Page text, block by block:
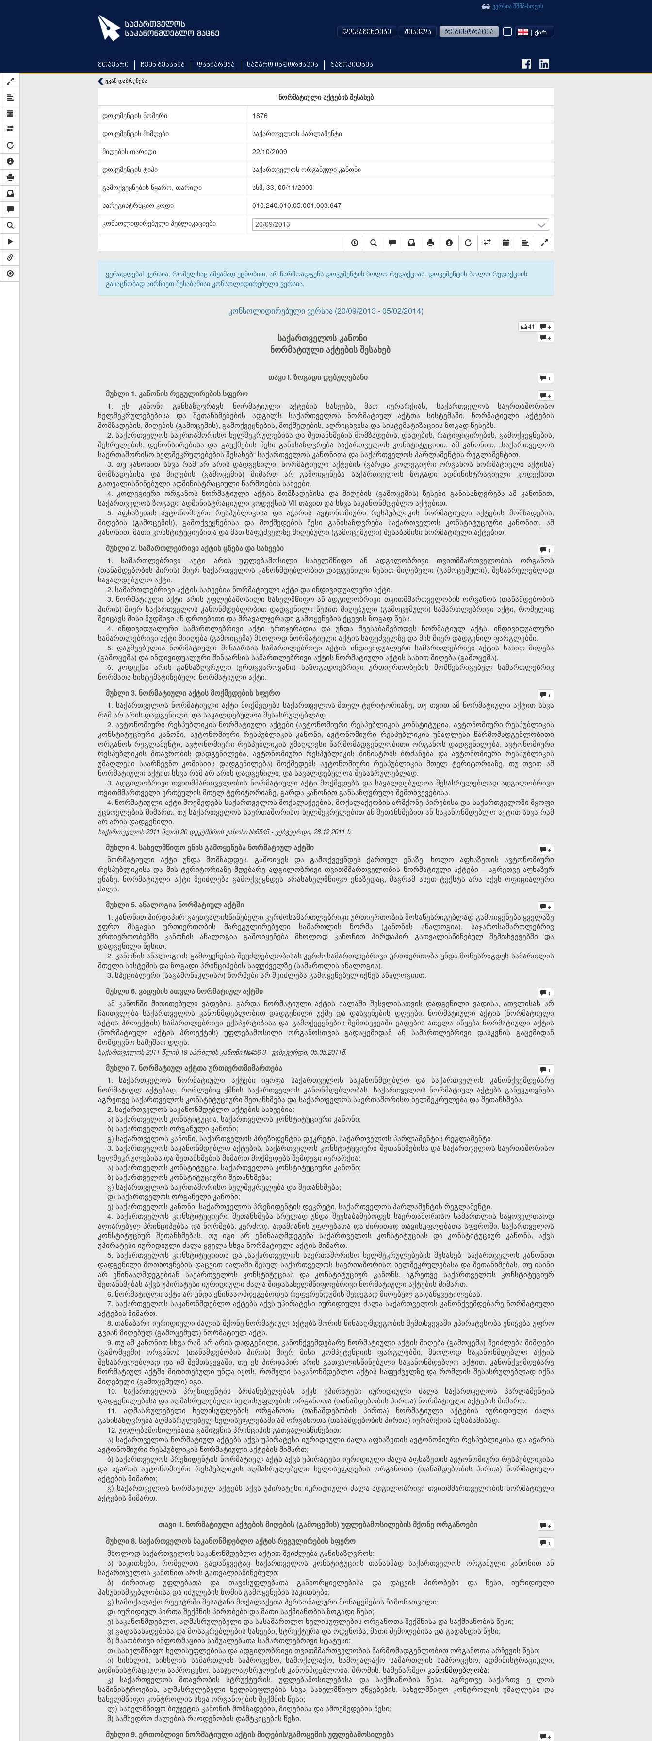
მთავარი ჩვენ შესახებ დახმარება საჯარო ინფორმაცია გამოკითხვა
ვერსია შშმპ-სთვის
დოკუმენტები შესვლა რეგისტრაცია | ᲥᲐᲠ
უკან დაბრუნება
ნორმატიული აქტების შესახებ
დოკუმენტის ნომერი
1876
დოკუმენტის მიმღები
საქართველოს პარლამენტი
მიღების თარიღი
22/10/2009
დოკუმენტის ტიპი
საქართველოს ორგანული კანონი
გამოქვეყნების წყარო, თარიღი
სსმ, 33, 09/11/2009
სარეგისტრაციო კოდი
010.240.010.05.001.003.647
კონსოლიდირებული პუბლიკაციები
20/09/2013
ყურადღება! ვერსია, რომელსაც ამჟამად ეცნობით, არ წარმოადგენს დოკუმენტის ბოლო რედაქციას. დოკუმენტის ბოლო რედაქციის
გასაცნობად აირჩიეთ შესაბამისი კონსოლიდირებული ვერსია.
კონსოლიდირებული ვერსია (20/09/2013 - 05/02/2014)
41 +
საქართველოს კანონი +
ნორმატიული აქტების შესახებ
თავი I. ზოგადი დებულებანი +
მუხლი 1. კანონის რეგულირების სფერო +
1. ეს კანონი განსაზღვრავს ნორმატიული აქტების სახეებს, მათ იერარქიას, საქართველოს საერთაშორისო
ხელშეკრულებებისა და შეთანხმებების ადგილს საქართველოს ნორმატიულ აქტთა სისტემაში, ნორმატიული აქტების
მომზადების, მიღების (გამოცემის), გამოქვეყნების, მოქმედების, აღრიცხვისა და სისტემატიზაციის ზოგად წესებს.
2. საქართველოს საერთაშორისო ხელშეკრულებისა და შეთანხმების მომზადების, დადების, რატიფიცირების, გამოქვეყნების,
შესრულების, დენონსირებისა და გაუქმების წესი განისაზღვრება საქართველოს კონსტიტუციით, ამ კანონით, „საქართველოს
საერთაშორისო ხელშეკრულებების შესახებ“ საქართველოს კანონითა და საქართველოს პარლამენტის რეგლამენტით.
3. თუ კანონით სხვა რამ არ არის დადგენილი, ნორმატიული აქტების (გარდა კოლეგიური ორგანოს ნორმატიული აქტისა)
მომზადებისა და მიღების (გამოცემის) მიმართ არ გამოიყენება საქართველოს ზოგადი ადმინისტრაციული კოდექსით
გათვალისწინებული ადმინისტრაციული წარმოების სახეები.
4. კოლეგიური ორგანოს ნორმატიული აქტის მომზადებისა და მიღების (გამოცემის) წესები განისაზღვრება ამ კანონით,
საქართველოს ზოგადი ადმინისტრაციული კოდექსის VII თავით და სხვა საკანონმდებლო აქტებით.
5. აფხაზეთის ავტონომიური რესპუბლიკისა და აჭარის ავტონომიური რესპუბლიკის ნორმატიული აქტების მომზადების,
მიღების (გამოცემის), გამოქვეყნებისა და მოქმედების წესი განისაზღვრება საქართველოს კონსტიტუციური კანონით, ამ
კანონით, მათი კონსტიტუციებითა და მათ საფუძველზე მიღებული (გამოცემული) შესაბამისი ნორმატიული აქტებით.
მუხლი 2. სამართლებრივი აქტის ცნება და სახეები
+
1. სამართლებრივი აქტი არის უფლებამოსილი სახელმწიფო ან ადგილობრივი თვითმმართველობის ორგანოს
(თანამდებობის პირის) მიერ საქართველოს კანონმდებლობით დადგენილი წესით მიღებული (გამოცემული), შესასრულებლად
სავალდებულო აქტი.
2. სამართლებრივი აქტის სახეებია ნორმატიული აქტი და ინდივიდუალური აქტი.
3. ნორმატიული აქტი არის უფლებამოსილი სახელმწიფო ან ადგილობრივი თვითმმართველობის ორგანოს (თანამდებობის
პირის) მიერ საქართველოს კანონმდებლობით დადგენილი წესით მიღებული (გამოცემული) სამართლებრივი აქტი, რომელიც
შეიცავს მისი მუდმივი ან დროებითი და მრავალჯერადი გამოყენების ქცევის ზოგად წესს.
4. ინდივიდუალური სამართლებრივი აქტი ერთჯერადია და უნდა შეესაბამებოდეს ნორმატიულ აქტს. ინდივიდუალური
სამართლებრივი აქტი მიიღება (გამოიცემა) მხოლოდ ნორმატიული აქტის საფუძველზე და მის მიერ დადგენილ ფარგლებში.
5. დაუშვებელია ნორმატიული შინაარსის სამართლებრივი აქტის ინდივიდუალური სამართლებრივი აქტის სახით მიღება
(გამოცემა) და ინდივიდუალური შინაარსის სამართლებრივი აქტის ნორმატიული აქტის სახით მიღება (გამოცემა).
6. კოდექსი არის განსაზღვრული (ერთგვაროვანი) საზოგადოებრივი ურთიერთობების მომწესრიგებელ სამართლებრივ
ნორმათა სისტემატიზებული ნორმატიული აქტი.
მუხლი 3. ნორმატიული აქტის მოქმედების სფერო
+
1. საქართველოს ნორმატიული აქტი მოქმედებს საქართველოს მთელ ტერიტორიაზე, თუ თვით ამ ნორმატიული აქტით სხვა
რამ არ არის დადგენილი, და სავალდებულოა შესასრულებლად.
2. ავტონომიური რესპუბლიკის ნორმატიული აქტები (ავტონომიური რესპუბლიკის კონსტიტუცია, ავტონომიური რესპუბლიკის
კონსტიტუციური კანონი, ავტონომიური რესპუბლიკის კანონი, ავტონომიური რესპუბლიკის უმაღლესი წარმომადგენლობითი
ორგანოს რეგლამენტი, ავტონომიური რესპუბლიკის უმაღლესი წარმომადგენლობითი ორგანოს დადგენილება, ავტონომიური
რესპუბლიკის მთავრობის დადგენილება, ავტონომიური რესპუბლიკის მინისტრის ბრძანება და ავტონომიური რესპუბლიკის
უმაღლესი საარჩევნო კომისიის დადგენილება) მოქმედებს ავტონომიური რესპუბლიკის მთელ ტერიტორიაზე, თუ თვით ამ
ნორმატიული აქტით სხვა რამ არ არის დადგენილი, და სავალდებულოა შესასრულებლად.
3. ადგილობრივი თვითმმართველობის ნორმატიული აქტი მოქმედებს და სავალდებულოა შესასრულებლად ადგილობრივი
თვითმმართველი ერთეულის მთელ ტერიტორიაზე, გარდა კანონით განსაზღვრული შემთხვევებისა.
4. ნორმატიული აქტი მოქმედებს საქართველოს მოქალაქეების, მოქალაქეობის არმქონე პირებისა და საქართველოში მყოფი
უცხოელების მიმართ, თუ საქართველოს საერთაშორისო ხელშეკრულებით ან შეთანხმებით ან საკანონმდებლო აქტით სხვა რამ
არ არის დადგენილი.
საქართველოს 2011 წლის 20 დეკემბრის კანონი №5545 - ვებგვერდი, 28.12.2011 წ.
მუხლი 4. სახელმწიფო ენის გამოყენება ნორმატიულ აქტში +
ნორმატიული აქტი უნდა მომზადდეს, გამოიცეს და გამოქვეყნდეს ქართულ ენაზე, ხოლო აფხაზეთის ავტონომიური
რესპუბლიკისა და მის ტერიტორიაზე მდებარე ადგილობრივი თვითმმართველობის ნორმატიული აქტები – აგრეთვე აფხაზურ
ენაზე. ნორმატიული აქტი შეიძლება გამოქვეყნდეს არასახელმწიფო ენაზედაც, მაგრამ ასეთ ტექსტს არა აქვს ოფიციალური
ძალა.
მუხლი 5. ანალოგია ნორმატიულ აქტში
+
1. კანონით პირდაპირ გაუთვალისწინებელი კერძოსამართლებრივი ურთიერთობის მოსაწესრიგებლად გამოიყენება ყველაზე
უფრო მსგავსი ურთიერთობის მარეგულირებელი სამართლის ნორმა (კანონის ანალოგია). საჯაროსამართლებრივ
ურთიერთობებში კანონის ანალოგია გამოიყენება მხოლოდ კანონით პირდაპირ გათვალისწინებულ შემთხვევებში და
დადგენილი წესით.
2. კანონის ანალოგიის გამოყენების შეუძლებლობისას კერძოსამართლებრივი ურთიერთობა უნდა მოწესრიგდეს სამართლის
მთელი სისტემის და ზოგადი პრინციპების საფუძველზე (სამართლის ანალოგია).
3. სპეციალური (საგამონაკლისო) ნორმები არ შეიძლება გამოყენებულ იქნეს ანალოგიით.
მუხლი 6. ვადების ათვლა ნორმატიულ აქტში
+
ამ კანონში მითითებული ვადების, გარდა ნორმატიული აქტის ძალაში შესვლისათვის დადგენილი ვადისა, ათვლისას არ
ჩაითვლება საქართველოს კანონმდებლობით დადგენილი უქმე და დასვენების დღეები. ნორმატიული აქტის (ნორმატიული
აქტის პროექტის) სამართლებრივი ექსპერტიზისა და გამოქვეყნების შემთხვევაში ვადების ათვლა იწყება ნორმატიული აქტის
(ნორმატიული აქტის პროექტის) უფლებამოსილი ორგანოსთვის გადაცემიდან ან სამართლებრივი დასკვნის გაცემიდან
მომდევნო სამუშაო დღეს.
საქართველოს 2011 წლის 19 აპრილის კანონი №456 3 - ვებგვერდი, 05.05.2011წ.
მუხლი 7. ნორმატიულ აქტთა ურთიერთმიმართება +
1. საქართველოს ნორმატიული აქტები იყოფა საქართველოს საკანონმდებლო და საქართველოს კანონქვემდებარე
ნორმატიულ აქტებად, რომლებიც ქმნის საქართველოს კანონმდებლობას. საქართველოს ნორმატიულ აქტებს განეკუთვნება
აგრეთვე საქართველოს კონსტიტუციური შეთანხმება და საქართველოს საერთაშორისო ხელშეკრულება და შეთანხმება.
2. საქართველოს საკანონმდებლო აქტების სახეებია:
ა) საქართველოს კონსტიტუცია, საქართველოს კონსტიტუციური კანონი;
ბ) საქართველოს ორგანული კანონი;
გ) საქართველოს კანონი, საქართველოს პრეზიდენტის დეკრეტი, საქართველოს პარლამენტის რეგლამენტი.
3. საქართველოს საკანონმდებლო აქტების, საქართველოს კონსტიტუციური შეთანხმებისა და საქართველოს საერთაშორისო
ხელშეკრულებისა და შეთანხმების მიმართ მოქმედებს შემდეგი იერარქია:
ა) საქართველოს კონსტიტუცია, საქართველოს კონსტიტუციური კანონი;
ბ) საქართველოს კონსტიტუციური შეთანხმება;
გ) საქართველოს საერთაშორისო ხელშეკრულება და შეთანხმება;
დ) საქართველოს ორგანული კანონი;
ე) საქართველოს კანონი, საქართველოს პრეზიდენტის დეკრეტი, საქართველოს პარლამენტის რეგლამენტი.
4. საქართველოს კონსტიტუციური შეთანხმება სრულად უნდა შეესაბამებოდეს საერთაშორისო სამართლის საყოველთაოდ
აღიარებულ პრინციპებსა და ნორმებს, კერძოდ, ადამიანის უფლებათა და ძირითად თავისუფლებათა სფეროში. საქართველოს
კონსტიტუციურ შეთანხმებას, თუ იგი არ ეწინააღმდეგება საქართველოს კონსტიტუციას და კონსტიტუციურ კანონს, აქვს
უპირატესი იურიდიული ძალა ყველა სხვა ნორმატიული აქტის მიმართ.
5. საქართველოს კონსტიტუციითა და „საქართველოს საერთაშორისო ხელშეკრულებების შესახებ“ საქართველოს კანონით
დადგენილი მოთხოვნების დაცვით ძალაში შესულ საქართველოს საერთაშორისო ხელშეკრულებასა და შეთანხმებას, თუ ისინი
არ ეწინააღმდეგებიან საქართველოს კონსტიტუციას და კონსტიტუციურ კანონს, აგრეთვე საქართველოს კონსტიტუციურ
შეთანხმებას აქვს უპირატესი იურიდიული ძალა შიდასახელმწიფოებრივი ნორმატიული აქტების მიმართ.
6. ნორმატიული აქტი არ უნდა ეწინააღმდეგებოდეს რეფერენდუმის შედეგად მიღებულ გადაწყვეტილებას.
7. საქართველოს საკანონმდებლო აქტებს აქვს უპირატესი იურიდიული ძალა საქართველოს კანონქვემდებარე ნორმატიული
აქტების მიმართ.
8. თანაბარი იურიდიული ძალის მქონე ნორმატიულ აქტებს შორის წინააღმდეგობის შემთხვევაში უპირატესობა ენიჭება უფრო
გვიან მიღებულ (გამოცემულ) ნორმატიულ აქტს.
9. თუ ამ კანონით სხვა რამ არ არის დადგენილი, კანონქვემდებარე ნორმატიული აქტის მიღება (გამოცემა) შეიძლება მიმღები
(გამომცემი) ორგანოს (თანამდებობის პირის) მიერ მისი კომპეტენციის ფარგლებში, მხოლოდ საკანონმდებლო აქტის
შესასრულებლად და იმ შემთხვევაში, თუ ეს პირდაპირ არის გათვალისწინებული საკანონმდებლო აქტით. კანონქვემდებარე
ნორმატიულ აქტში მითითებული უნდა იყოს, რომელი საკანონმდებლო აქტის საფუძველზე და რომლის შესასრულებლად იქნა
მიღებული (გამოცემული) იგი.
10. საქართველოს პრეზიდენტის ბრძანებულებას აქვს უპირატესი იურიდიული ძალა საქართველოს პარლამენტის
დადგენილებისა და აღმასრულებელი ხელისუფლების ორგანოთა (თანამდებობის პირთა) ნორმატიული აქტების მიმართ.
11. აღმასრულებელი ხელისუფლების ორგანოთა (თანამდებობის პირთა) ნორმატიული აქტების იურიდიული ძალა
განისაზღვრება აღმასრულებელ ხელისუფლებაში ამ ორგანოთა (თანამდებობის პირთა) იერარქიის შესაბამისად.
12. უფლებამოსილებათა გამიჯვნის პრინციპის გათვალისწინებით:
ა) საქართველოს ნორმატიულ აქტებს აქვს უპირატესი იურიდიული ძალა აფხაზეთის ავტონომიური რესპუბლიკისა და აჭარის
ავტონომიური რესპუბლიკის ნორმატიული აქტების მიმართ;
ბ) საქართველოს პრეზიდენტის ნორმატიულ აქტს აქვს უპირატესი იურიდიული ძალა აფხაზეთის ავტონომიური რესპუბლიკისა
და აჭარის ავტონომიური რესპუბლიკის აღმასრულებელი ხელისუფლების ორგანოთა (თანამდებობის პირთა) ნორმატიული
აქტების მიმართ;
გ) საქართველოს ნორმატიულ აქტებს აქვს უპირატესი იურიდიული ძალა ადგილობრივი თვითმმართველობის ნორმატიული
აქტების მიმართ.
თავი II. ნორმატიული აქტების მიღების (გამოცემის) უფლებამოსილების მქონე ორგანოები +
მუხლი 8. საქართველოს საკანონმდებლო აქტის რეგულირების სფერო +
მხოლოდ საქართველოს საკანონმდებლო აქტით შეიძლება განისაზღვროს:
ა) საკითხები, რომელთა გადაწყვეტაც საქართველოს კონსტიტუციის თანახმად საქართველოს ორგანული კანონით ან
საქართველოს კანონით არის გათვალისწინებული;
ბ) ძირითად უფლებათა და თავისუფლებათა განხორციელებისა და დაცვის პირობები და წესი, იურიდიული
პასუხისმგებლობისა და იძულების ზომის გამოყენების საკითხები;
გ) სამოქალაქო რეესტრში შესატანი მოქალაქეთა პერსონალური მონაცემების ჩამონათვალი;
დ) იურიდიულ პირთა შექმნის პირობები და მათი საქმიანობის ზოგადი წესი;
ე) საკანონმდებლო, აღმასრულებელი და სასამართლო ხელისუფლების ორგანოთა შექმნისა და საქმიანობის წესი;
ვ) გადასახადებისა და მოსაკრებლების სახეები, სტრუქტურა და ოდენობა, მათი შემოღებისა და გადახდის წესი;
ზ) მასობრივი ინფორმაციის საშუალებათა სამართლებრივი სტატუსი;
თ) სახელმწიფო ხელისუფლებისა და ადგილობრივი თვითმმართველობის წარმომადგენლობით ორგანოთა არჩევის წესი;
ი) სისხლის, სისხლის სამართლის საპროცესო, სამოქალაქო, სამოქალაქო სამართლის საპროცესო, ადმინისტრაციული,
ადმინისტრაციული საპროცესო, სასჯელაღსრულების კანონმდებლობა, შრომის, სამეწარმეო კანონმდებლობა;
კ) საქართველოს მთავრობის სტრუქტურის, უფლებამოსილებისა და საქმიანობის წესი, აგრეთვე საქართვ
ე
ლოს
სამინისტროების, აღმასრულებელი ხელისუფლების სხვა სახელმწიფო უწყებების, სახელმწიფო კონტროლის უმაღლესი და
სახელმწიფო კონტროლის სხვა ორგანოების შექმნის წესი;
ლ) სახელმწიფო ბიუჯეტის კანონის მომზადების, მიღებისა და ამოქმედების წესი;
მ) სამხედრო ძალების რაოდენობის დამტკიცების წესი.
მუხლი 9. ერთობლივი ნორმატიული აქტის მიღების/გამოცემის უფლებამოსილება
+